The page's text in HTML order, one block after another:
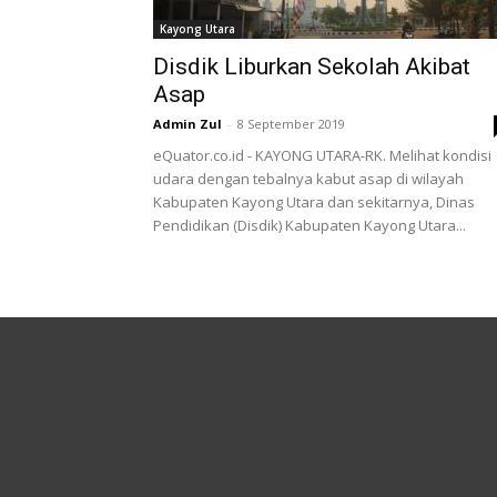
Kayong Utara
Disdik Liburkan Sekolah Akibat
Asap
Admin Zul - 8 September 2019
eQuator.co.id - KAYONG UTARA-RK. Melihat kondisi
udara dengan tebalnya kabut asap di wilayah
Kabupaten Kayong Utara dan sekitarnya, Dinas
Pendidikan (Disdik) Kabupaten Kayong Utara...